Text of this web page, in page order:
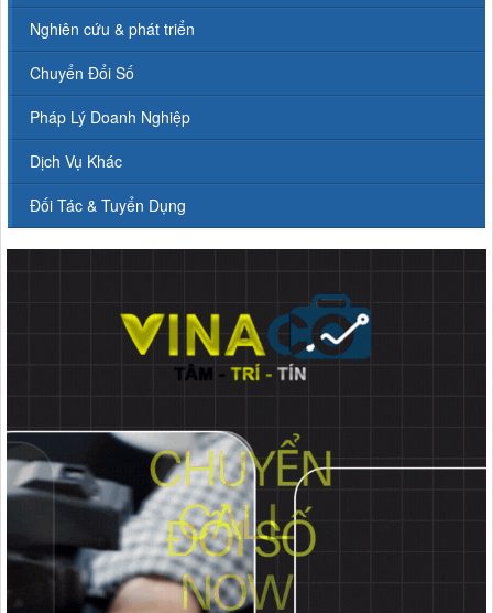
Nghiên cứu & phát triển
Chuyển Đổi Số
Pháp Lý Doanh Nghiệp
Dịch Vụ Khác
Đối Tác & Tuyển Dụng